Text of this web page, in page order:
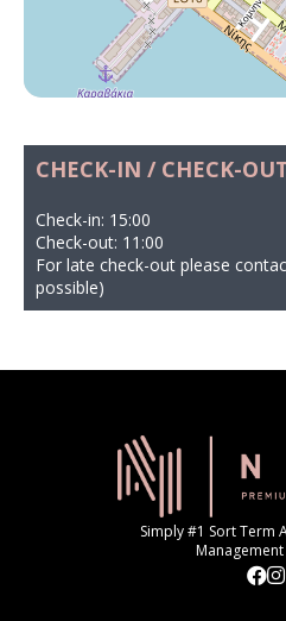
CHECK-IN / CHECK-
Check-in: 15:00
Check-out: 11:00
For late check-out please
possible)
Simply #1 Sort Term